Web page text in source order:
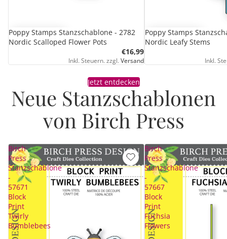
Poppy Stamps Stanzschablone - 2782
Nordic Scalloped Flower Pots
€16,99
Inkl. Steuern. zzgl. Versand
Poppy Stamps
Nordic Leafy Stems
Inkl.
Jetzt entdecken
Neue Stanzschablonen
von Birch Press
Birch
Press
Stanzschablone
-
57671
Block
Print
Twirly
Bumblebees
Birch
Press
Stanzschablone
-
57667
Block
Print
Fuchsia
Flowers